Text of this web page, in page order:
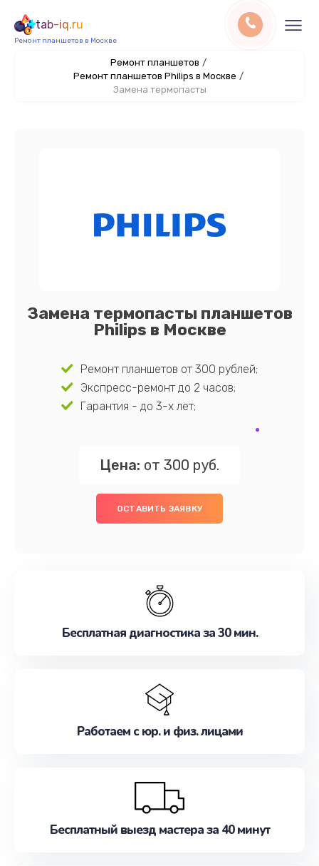
tab-iq.ru
Ремонт планшетов в Москве
Ремонт планшетов /
Ремонт планшетов Philips в Москве /
Замена термопасты
Замена термопасты планшетов
Philips в Москве
Ремонт планшетов от 300 рублей;
Экспресс-ремонт до 2 часов;
Гарантия - до 3-х лет;
Цена: от 300 руб.
ОСТАВИТЬ ЗАЯВКУ
Бесплатная диагностика за 30 мин.
Работаем с юр. и физ. лицами
Бесплатный выезд мастера за 40 минут